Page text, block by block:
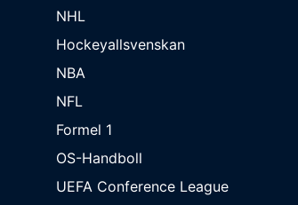
NHL
Hockeyallsvenskan
NBA
NFL
Formel 1
OS-Handboll
UEFA Conference League